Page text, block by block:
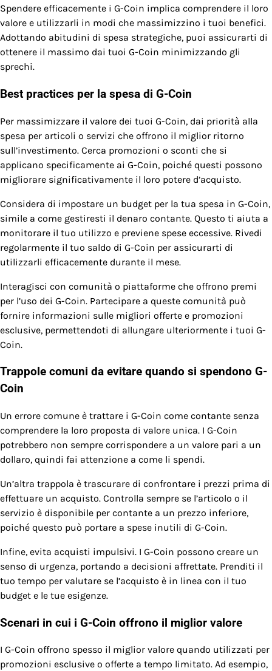
Spendere efficacemente i G-Coin implica comprendere il loro
valore e utilizzarli in modi che massimizzino i tuoi benefici.
Adottando abitudini di spesa strategiche, puoi assicurarti di
ottenere il massimo dai tuoi G-Coin minimizzando gli
sprechi.
Best practices per la spesa di G-Coin
Per massimizzare il valore dei tuoi G-Coin, dai priorità alla
spesa per articoli o servizi che offrono il miglior ritorno
sull’investimento. Cerca promozioni o sconti che si
applicano specificamente ai G-Coin, poiché questi possono
migliorare significativamente il loro potere d’acquisto.
Considera di impostare un budget per la tua spesa in G-Coin,
simile a come gestiresti il denaro contante. Questo ti aiuta a
monitorare il tuo utilizzo e previene spese eccessive. Rivedi
regolarmente il tuo saldo di G-Coin per assicurarti di
utilizzarli efficacemente durante il mese.
Interagisci con comunità o piattaforme che offrono premi
per l’uso dei G-Coin. Partecipare a queste comunità può
fornire informazioni sulle migliori offerte e promozioni
esclusive, permettendoti di allungare ulteriormente i tuoi G-
Coin.
Trappole comuni da evitare quando si spendono G-
Coin
Un errore comune è trattare i G-Coin come contante senza
comprendere la loro proposta di valore unica. I G-Coin
potrebbero non sempre corrispondere a un valore pari a un
dollaro, quindi fai attenzione a come li spendi.
Un’altra trappola è trascurare di confrontare i prezzi prima di
effettuare un acquisto. Controlla sempre se l’articolo o il
servizio è disponibile per contante a un prezzo inferiore,
poiché questo può portare a spese inutili di G-Coin.
Infine, evita acquisti impulsivi. I G-Coin possono creare un
senso di urgenza, portando a decisioni affrettate. Prenditi il
tuo tempo per valutare se l’acquisto è in linea con il tuo
budget e le tue esigenze.
Scenari in cui i G-Coin offrono il miglior valore
I G-Coin offrono spesso il miglior valore quando utilizzati per
promozioni esclusive o offerte a tempo limitato. Ad esempio,